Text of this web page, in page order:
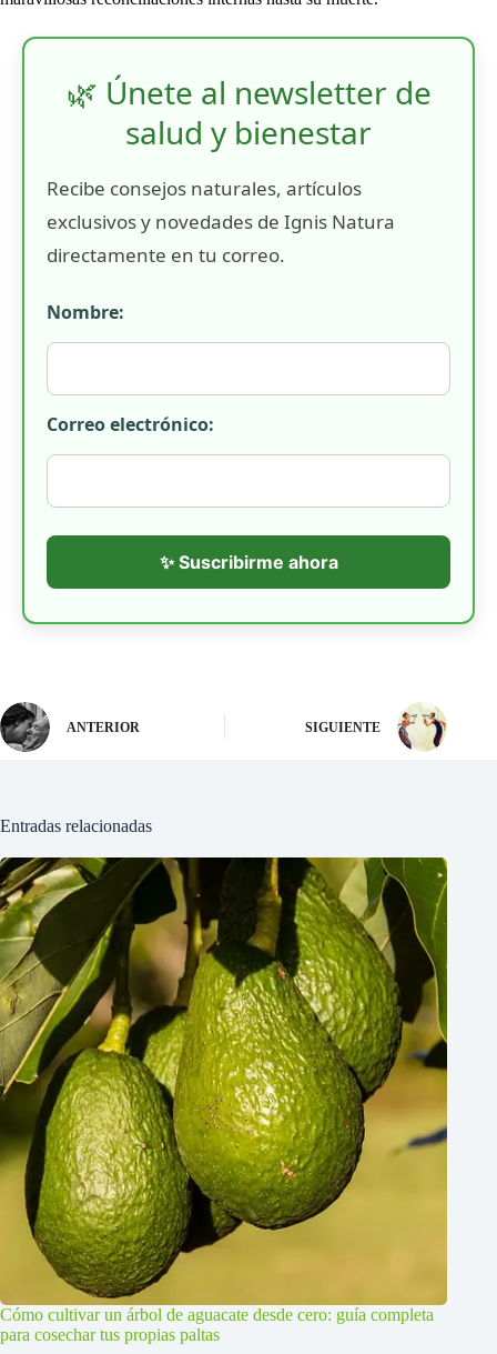
🌿 Únete al newsletter de
salud y bienestar
Recibe consejos naturales, artículos
exclusivos y novedades de Ignis Natura
directamente en tu correo.
Nombre:
Correo electrónico:
✨ Suscribirme ahora
ANTERIOR SIGUIENTE
Entradas relacionadas
Cómo cultivar un árbol de aguacate desde cero: guía completa
para cosechar tus propias paltas